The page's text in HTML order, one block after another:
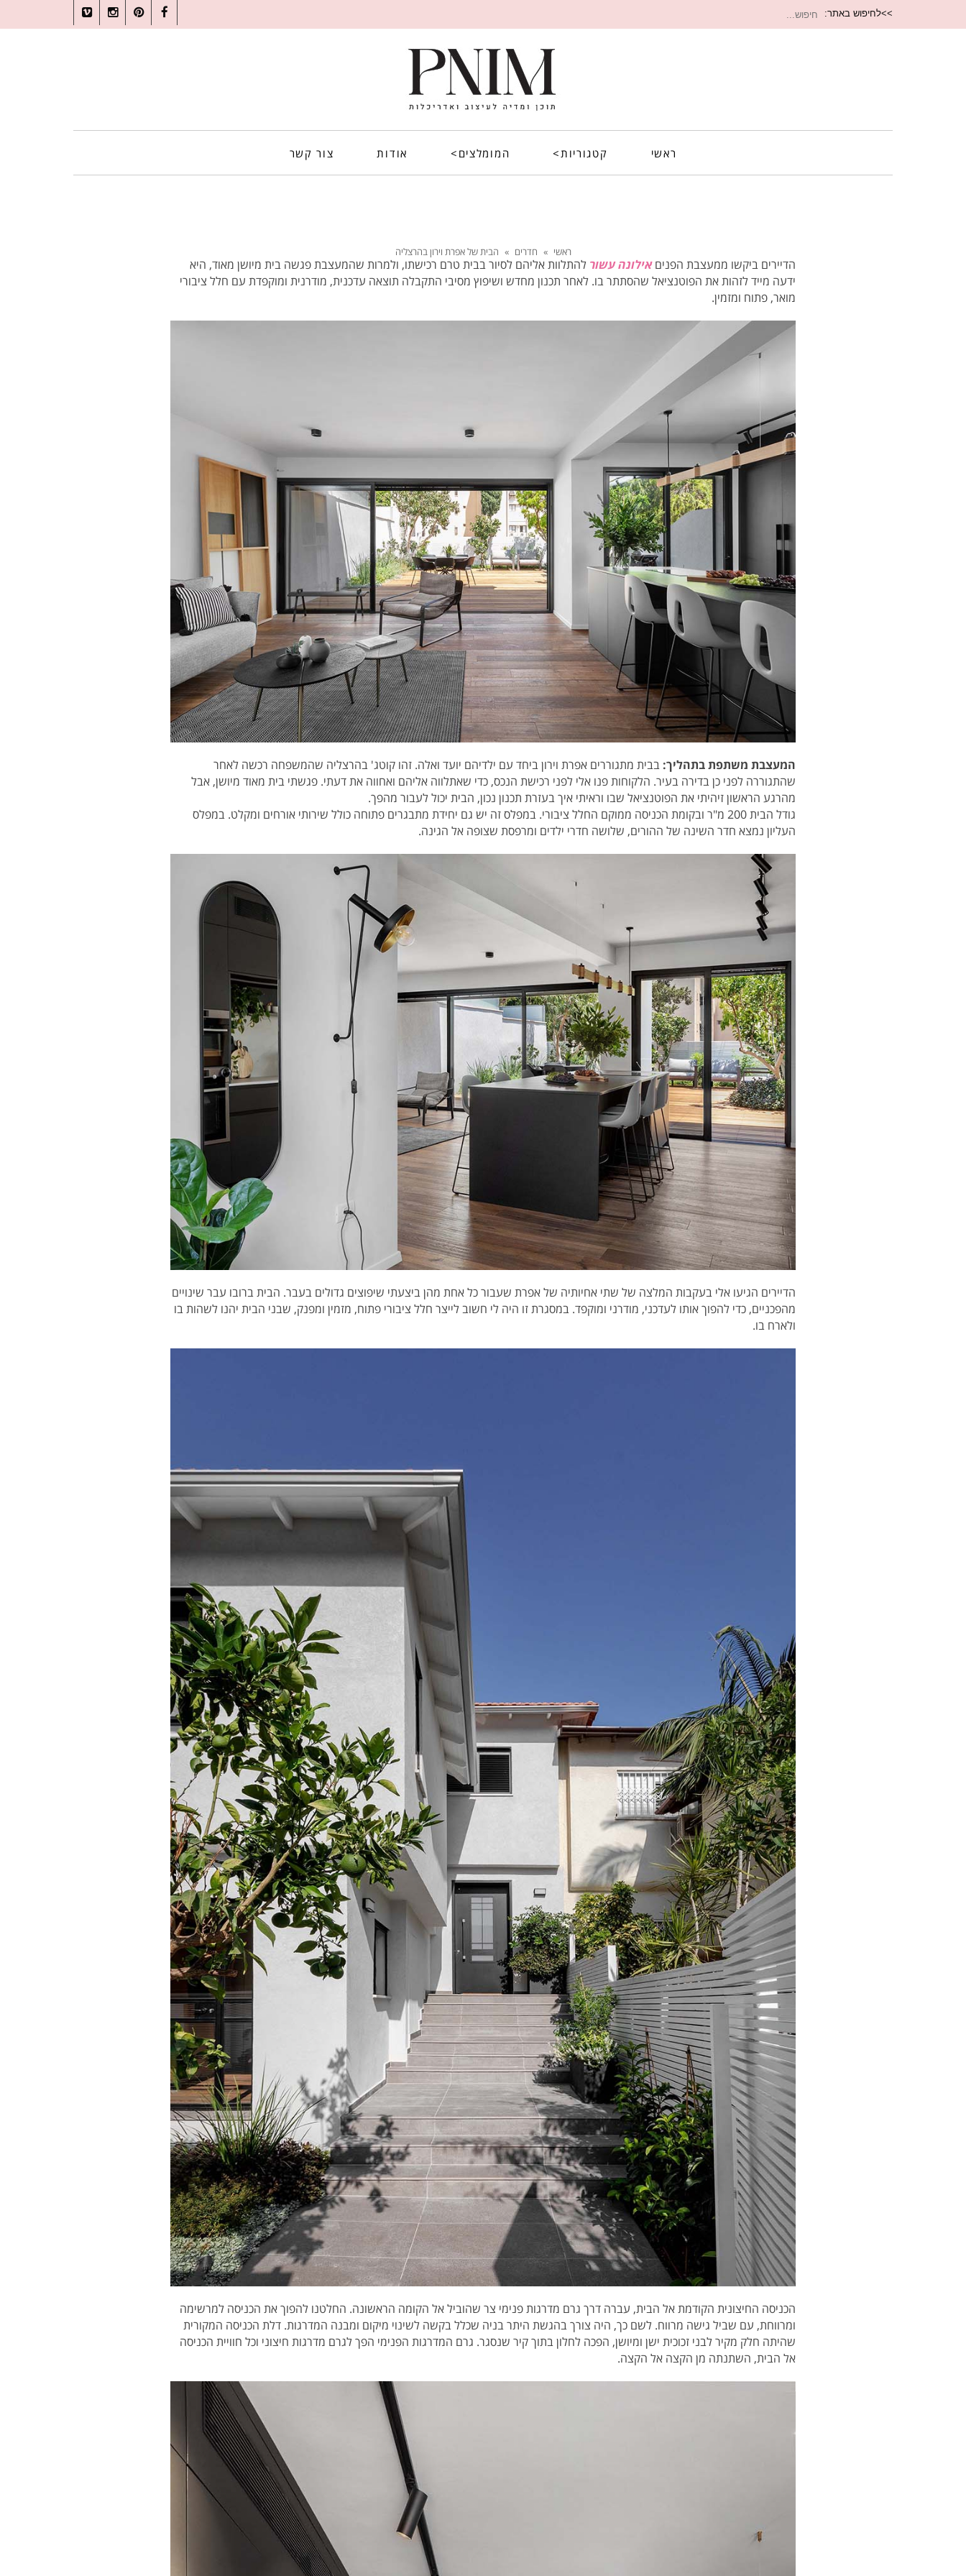
>>לחיפוש באתר: חיפוש
Facebook
Pinterest
Instagram
Vimeo
ראשי קטגוריות> המומלצים> אודות צור קשר
ראשי » חדרים » הבית של אפרת וירון בהרצליה
הדיירים ביקשו ממעצבת הפניםאילונה עשור להתלוות אליהם לסיור בבית טרם רכישתו, ולמרות שהמעצבת פגשה בית מיושן מאוד, היא
ידעה מייד לזהות את הפוטנציאל שהסתתר בו. לאחר תכנון מחדש ושיפוץ מסיבי התקבלה תוצאה עדכנית, מודרנית ומוקפדת עם חלל ציבורי
מואר, פתוח ומזמין.
המעצבת משתפת בתהליך: בבית מתגוררים אפרת וירון ביחד עם ילדיהם יועד ואלה. זהו קוטג' בהרצליה שהמשפחה רכשה לאחר
שהתגוררה לפני כן בדירה בעיר. הלקוחות פנו אלי לפני רכישת הנכס, כדי שאתלווה אליהם ואחווה את דעתי. פגשתי בית מאוד מיושן, אבל
מהרגע הראשון זיהיתי את הפוטנציאל שבו וראיתי איך בעזרת תכנון נכון, הבית יכול לעבור מהפך.
גודל הבית 200 מ"ר ובקומת הכניסה ממוקם החלל ציבורי. במפלס זה יש גם יחידת מתבגרים פתוחה כולל שירותי אורחים ומקלט. במפלס
העליון נמצא חדר השינה של ההורים, שלושה חדרי ילדים ומרפסת שצופה אל הגינה.
הדיירים הגיעו אלי בעקבות המלצה של שתי אחיותיה של אפרת שעבור כל אחת מהן ביצעתי שיפוצים גדולים בעבר. הבית ברובו עבר שינויים
מהפכניים, כדי להפוך אותו לעדכני, מודרני ומוקפד. במסגרת זו היה לי חשוב לייצר חלל ציבורי פתוח, מזמין ומפנק, שבני הבית יהנו לשהות בו
ולארח בו.
הכניסה החיצונית הקודמת אל הבית, עברה דרך גרם מדרגות פנימי צר שהוביל אל הקומה הראשונה. החלטנו להפוך את הכניסה למרשימה
ומרווחת, עם שביל גישה מרווח. לשם כך, היה צורך בהגשת היתר בניה שכלל בקשה לשינוי מיקום ומבנה המדרגות. דלת הכניסה המקורית
שהיתה חלק מקיר לבני זכוכית ישן ומיושן, הפכה לחלון בתוך קיר שנסגר. גרם המדרגות הפנימי הפך לגרם מדרגות חיצוני וכל חוויית הכניסה
אל הבית, השתנתה מן הקצה אל הקצה.